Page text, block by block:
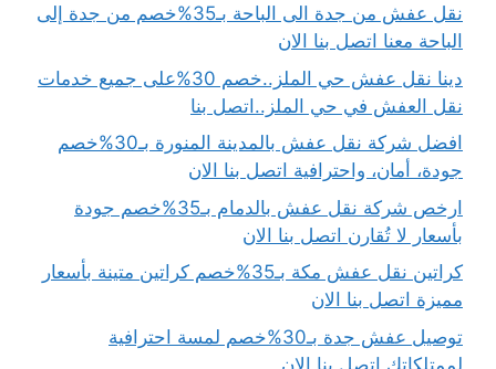
نقل عفش من جدة الى الباحة بـ35%خصم من جدة إلى
الباحة معنا اتصل بنا الان
دينا نقل عفش حي الملز..خصم 30%على جميع خدمات
نقل العفش في حي الملز..اتصل بنا
افضل شركة نقل عفش بالمدينة المنورة بـ30%خصم
جودة، أمان، واحترافية اتصل بنا الان
ارخص شركة نقل عفش بالدمام بـ35%خصم جودة
بأسعار لا تُقارن اتصل بنا الان
كراتين نقل عفش مكة بـ35%خصم كراتين متينة بأسعار
مميزة اتصل بنا الان
توصيل عفش جدة بـ30%خصم لمسة احترافية
لممتلكاتك اتصل بنا الان